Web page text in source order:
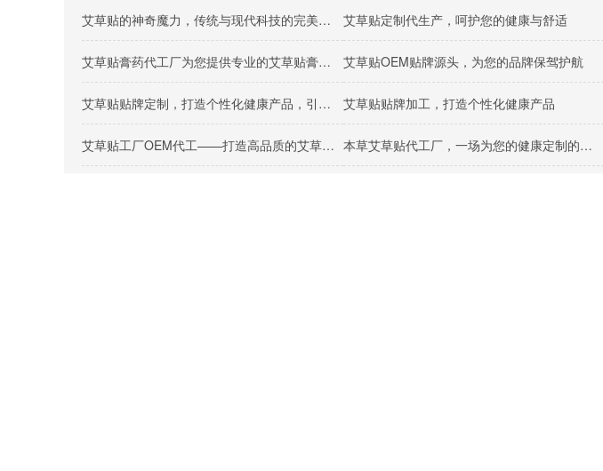
艾草贴的神奇魔力，传统与现代科技的完美结合 艾草贴定制代生产，呵护您的健康与舒适
艾草贴膏药代工厂为您提供专业的艾草贴膏药生产服务 艾草贴OEM贴牌源头，为您的品牌保驾护航
艾草贴贴牌定制，打造个性化健康产品，引领健康生活新潮流 艾草贴贴牌加工，打造个性化健康产品
艾草贴工厂OEM代工——打造高品质的艾草贴产品 本草艾草贴代工厂，一场为您的健康定制的艾草贴之旅